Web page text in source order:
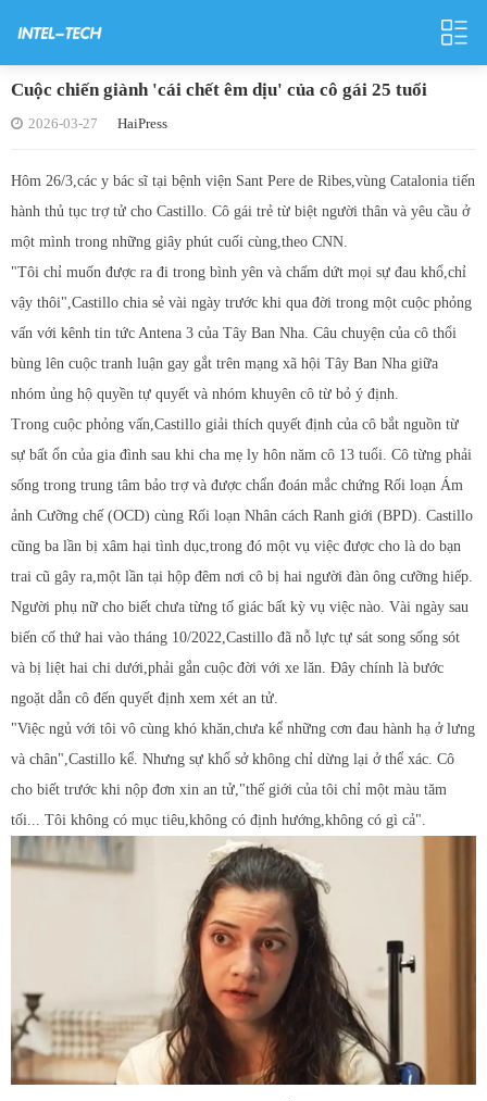
Cuộc chiến giành 'cái chết êm dịu' của cô gái 25 tuổi
2026-03-27 HaiPress
Hôm 26/3,các y bác sĩ tại bệnh viện Sant Pere de Ribes,vùng Catalonia tiến
hành thủ tục trợ tử cho Castillo. Cô gái trẻ từ biệt người thân và yêu cầu ở
một mình trong những giây phút cuối cùng,theo CNN.
"Tôi chỉ muốn được ra đi trong bình yên và chấm dứt mọi sự đau khổ,chỉ
vậy thôi",Castillo chia sẻ vài ngày trước khi qua đời trong một cuộc phỏng
vấn với kênh tin tức Antena 3 của Tây Ban Nha. Câu chuyện của cô thổi
bùng lên cuộc tranh luận gay gắt trên mạng xã hội Tây Ban Nha giữa
nhóm ủng hộ quyền tự quyết và nhóm khuyên cô từ bỏ ý định.
Trong cuộc phỏng vấn,Castillo giải thích quyết định của cô bắt nguồn từ
sự bất ổn của gia đình sau khi cha mẹ ly hôn năm cô 13 tuổi. Cô từng phải
sống trong trung tâm bảo trợ và được chẩn đoán mắc chứng Rối loạn Ám
ảnh Cưỡng chế (OCD) cùng Rối loạn Nhân cách Ranh giới (BPD). Castillo
cũng ba lần bị xâm hại tình dục,trong đó một vụ việc được cho là do bạn
trai cũ gây ra,một lần tại hộp đêm nơi cô bị hai người đàn ông cưỡng hiếp.
Người phụ nữ cho biết chưa từng tố giác bất kỳ vụ việc nào. Vài ngày sau
biến cố thứ hai vào tháng 10/2022,Castillo đã nỗ lực tự sát song sống sót
và bị liệt hai chi dưới,phải gắn cuộc đời với xe lăn. Đây chính là bước
ngoặt dẫn cô đến quyết định xem xét an tử.
"Việc ngủ với tôi vô cùng khó khăn,chưa kể những cơn đau hành hạ ở lưng
và chân",Castillo kể. Nhưng sự khổ sở không chỉ dừng lại ở thể xác. Cô
cho biết trước khi nộp đơn xin an tử,"thế giới của tôi chỉ một màu tăm
tối... Tôi không có mục tiêu,không có định hướng,không có gì cả".